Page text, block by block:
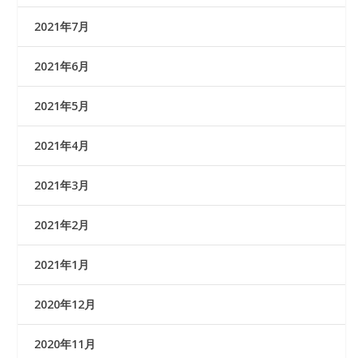
2021年7月
2021年6月
2021年5月
2021年4月
2021年3月
2021年2月
2021年1月
2020年12月
2020年11月